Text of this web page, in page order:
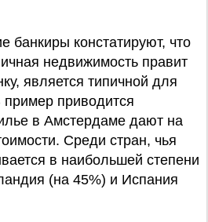
банкиры констатируют, что
недвижимость правит
является типичной для
приводится
в Амстердаме дают на
Среди стран, чья
в наибольшей степени
(на 45%) и Испания